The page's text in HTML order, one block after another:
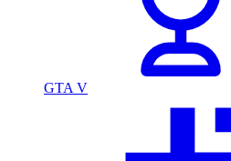
GTA V